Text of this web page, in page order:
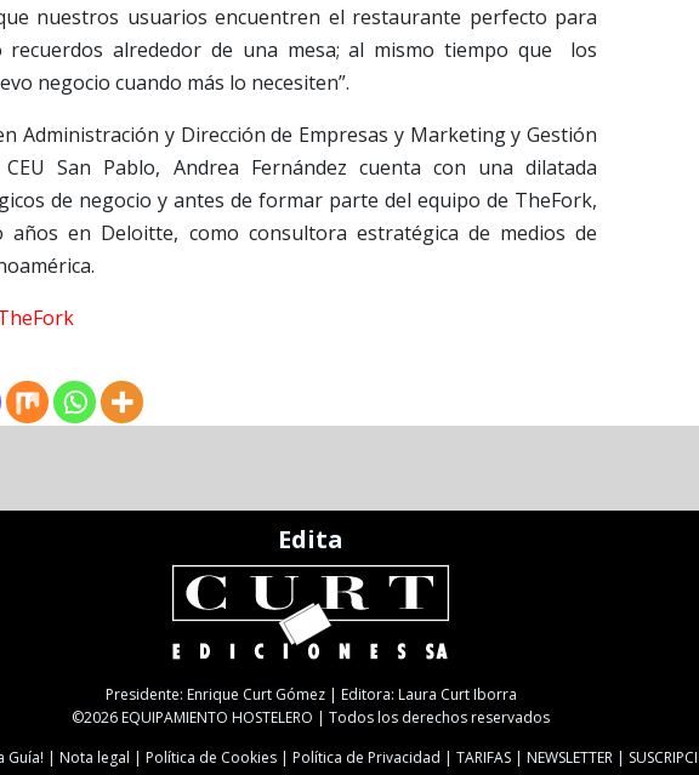
nuestros usuarios encuentren el restaurante perfecto para
recuerdos alrededor de una mesa; al mismo tiempo que los
negocio cuando más lo necesiten”.
Administración y Dirección de Empresas y Marketing y Gestión
San Pablo, Andrea Fernández cuenta con una dilatada
de negocio y antes de formar parte del equipo de TheFork,
en Deloitte, como consultora estratégica de medios de
Edita
Presidente: Enrique Curt Gómez | Editora: Laura Curt Iborra
©2026 EQUIPAMIENTO HOSTELERO | Todos los derechos reservados
Guía!
Nota legal Política de Cookies Política de Privacidad TARIFAS NEWSLETTER